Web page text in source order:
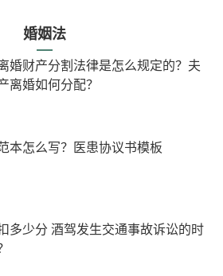
婚姻法
婚财产分割法律是怎么规定的？夫
离婚如何分配？
本怎么写？医患协议书模板
多少分 酒驾发生交通事故诉讼的时